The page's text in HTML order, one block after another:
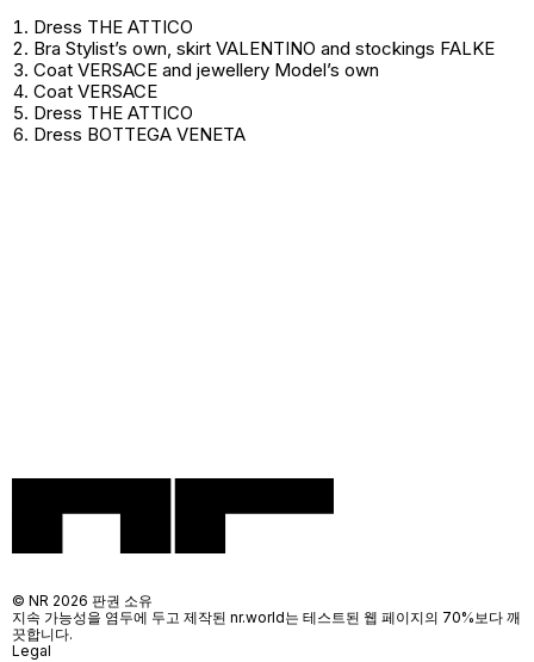
Dress THE ATTICO
Bra Stylist’s own, skirt VALENTINO and stockings FALKE
Coat VERSACE and jewellery Model’s own
Coat VERSACE
Dress THE ATTICO
Dress BOTTEGA VENETA
© NR 2026 판권 소유
지속 가능성을 염두에 두고 제작된 nr.world는 테스트된 웹 페이지의 70%보다 깨
끗합니다.
Legal